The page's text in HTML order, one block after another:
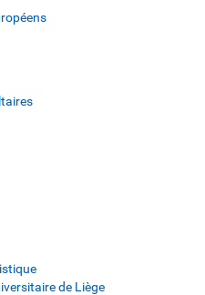
de Liège